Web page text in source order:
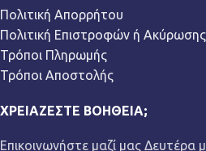
Πολιτική Απορρήτου
Πολιτική Επιστροφών ή
Τρόποι Πληρωμής
Τρόποι Αποστολής
ΧΡΕΙΆΖΕΣΤΕ ΒΟΉΘΕΙΑ;
Επικοινωνήστε μαζί μας